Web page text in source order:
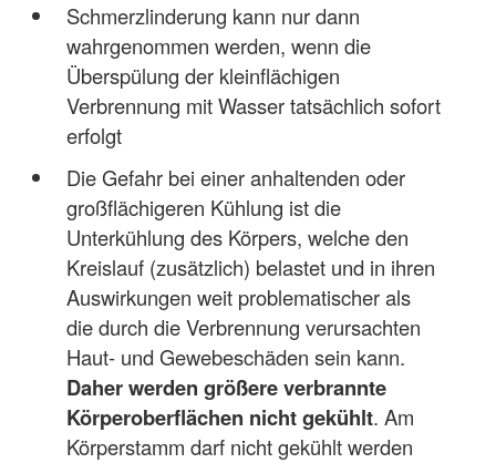
Schmerzlinderung kann nur dann
wahrgenommen werden, wenn die
Überspülung der kleinflächigen
Verbrennung mit Wasser tatsächlich sofort
erfolgt
Die Gefahr bei einer anhaltenden oder
großflächigeren Kühlung ist die
Unterkühlung des Körpers, welche den
Kreislauf (zusätzlich) belastet und in ihren
Auswirkungen weit problematischer als
die durch die Verbrennung verursachten
Haut- und Gewebeschäden sein kann.
Daher werden größere verbrannte
Körperoberflächen nicht gekühlt. Am
Körperstamm darf nicht gekühlt werden